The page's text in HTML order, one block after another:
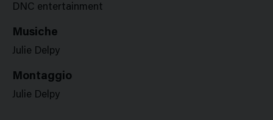
DNC entertainment
Musiche
Julie Delpy
Montaggio
Julie Delpy